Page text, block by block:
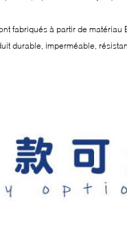
fabriqués à partir de matériau
durable, imperméable,